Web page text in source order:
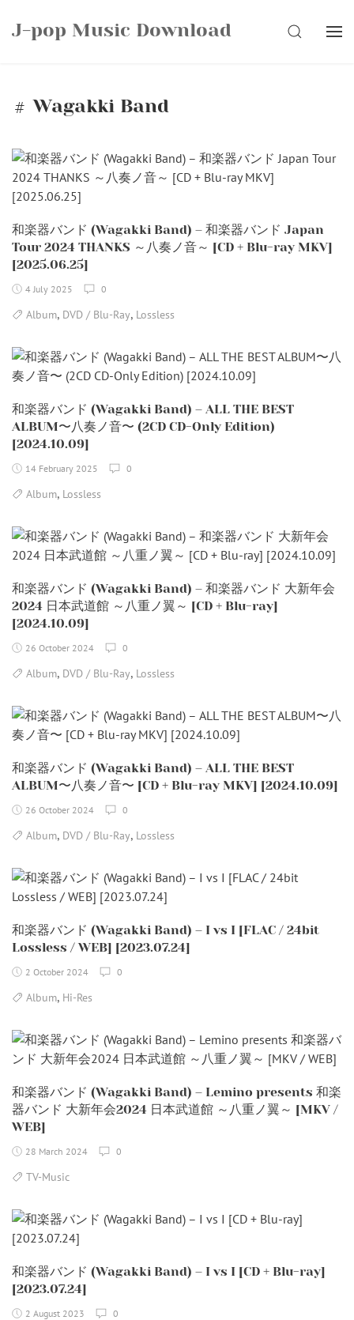
J-pop Music Download SEARCH
Wagakki Band
和楽器バンド (Wagakki Band) – 和楽器バンド Japan
Tour 2024 THANKS ～八奏ノ音～ [CD + Blu-ray MKV]
[2025.06.25]
4 July 2025 0
Album, DVD / Blu-Ray, Lossless
和楽器バンド (Wagakki Band) – ALL THE BEST
ALBUM〜八奏ノ音〜 (2CD CD-Only Edition)
[2024.10.09]
14 February 2025 0
Album, Lossless
和楽器バンド (Wagakki Band) – 和楽器バンド 大新年会
2024 日本武道館 ～八重ノ翼～ [CD + Blu-ray]
[2024.10.09]
26 October 2024 0
Album, DVD / Blu-Ray, Lossless
和楽器バンド (Wagakki Band) – ALL THE BEST
ALBUM〜八奏ノ音〜 [CD + Blu-ray MKV] [2024.10.09]
26 October 2024 0
Album, DVD / Blu-Ray, Lossless
和楽器バンド (Wagakki Band) – I vs I [FLAC / 24bit
Lossless / WEB] [2023.07.24]
2 October 2024 0
Album, Hi-Res
和楽器バンド (Wagakki Band) – Lemino presents 和楽
器バンド 大新年会2024 日本武道館 ～八重ノ翼～ [MKV /
WEB]
28 March 2024 0
TV-Music
和楽器バンド (Wagakki Band) – I vs I [CD + Blu-ray]
[2023.07.24]
2 August 2023 0